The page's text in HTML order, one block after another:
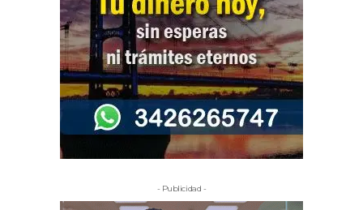
- Publicidad -